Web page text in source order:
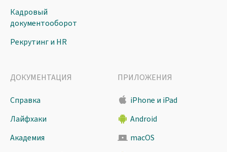
Кадровый
документооборот
Рекрутинг и HR
ДОКУМЕНТАЦИЯ
Справка
Лайфхаки
Академия
ПРИЛОЖЕНИЯ
iPhone и iPad
Android
macOS